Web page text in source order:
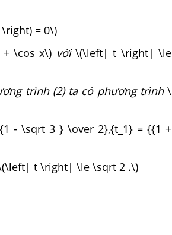
= 0\)
\cos x\) với\(\left| t \right| \le
trình (2) ta có phương trình\
- \sqrt 3 } \over 2},{t_1} = {{1 +
t \right| \le \sqrt 2 .\)